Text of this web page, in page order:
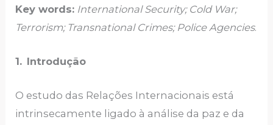
Key words: International Security; Cold War;
Terrorism; Transnational Crimes; Police Agencies.
1. Introdução
O estudo das Relações Internacionais está
intrinsecamente ligado à análise da paz e da